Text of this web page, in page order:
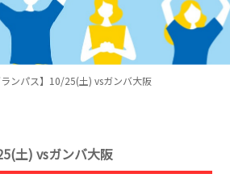
ンパス】10/25(土) vsガンバ大阪
土) vsガンバ大阪